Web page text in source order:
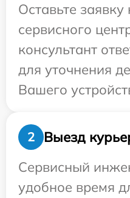
Оставьте заявку
сервисного
консультант
для уточнения
Вашего
2
Выезд
Сервисный
удобное время